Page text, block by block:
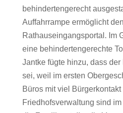
behindertengerecht
Auffahrrampe ermöglicht
Rathauseingangsportal. Im
eine behindertengerechte
Jantke fügte hinzu, dass
sei, weil im ersten
Büros mit viel
Friedhofsverwaltung sind